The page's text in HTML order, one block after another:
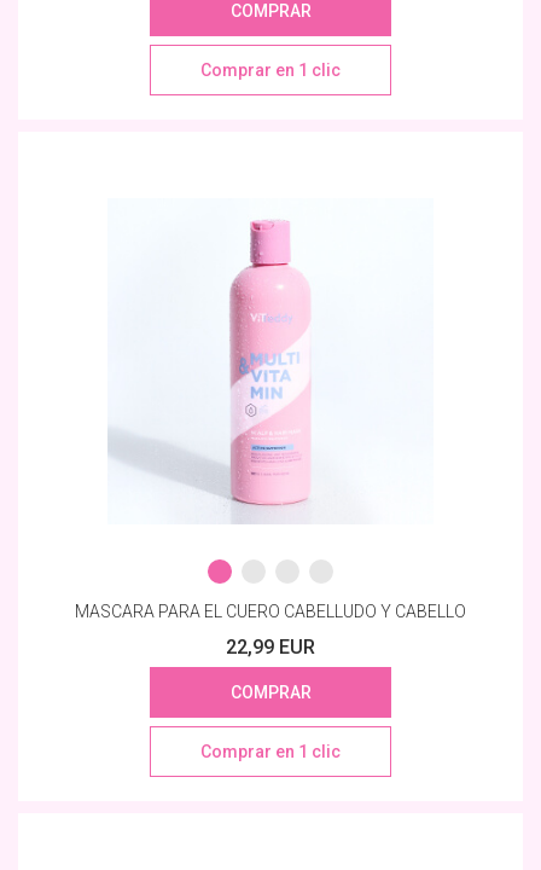
COMPRAR
Comprar en 1 clic
MASCARA PARA EL CUERO CABELLUDO Y CABELLO
22,99 EUR
COMPRAR
Comprar en 1 clic